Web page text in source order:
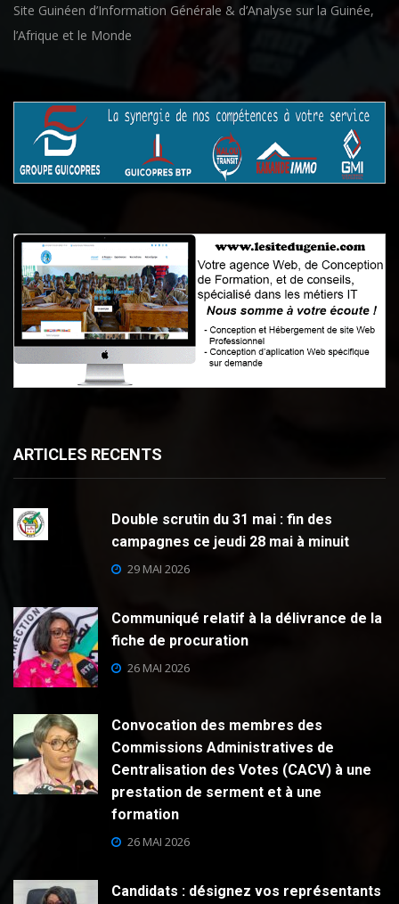
Site Guinéen d’Information Générale & d’Analyse sur la Guinée,
l’Afrique et le Monde
ARTICLES RECENTS
Double scrutin du 31 mai : fin des
campagnes ce jeudi 28 mai à minuit
29 MAI 2026
Communiqué relatif à la délivrance de la
fiche de procuration
26 MAI 2026
Convocation des membres des
Commissions Administratives de
Centralisation des Votes (CACV) à une
prestation de serment et à une
formation
26 MAI 2026
Candidats : désignez vos représentants